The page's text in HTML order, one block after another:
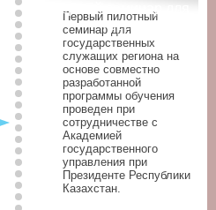
Первый семинар для
госслужащих
Первый пилотный
семинар для
государственных
служащих региона на
основе совместно
разработанной
программы обучения
проведен при
сотрудничестве с
Академией
государственного
управления при
Президенте Республики
Казахстан.